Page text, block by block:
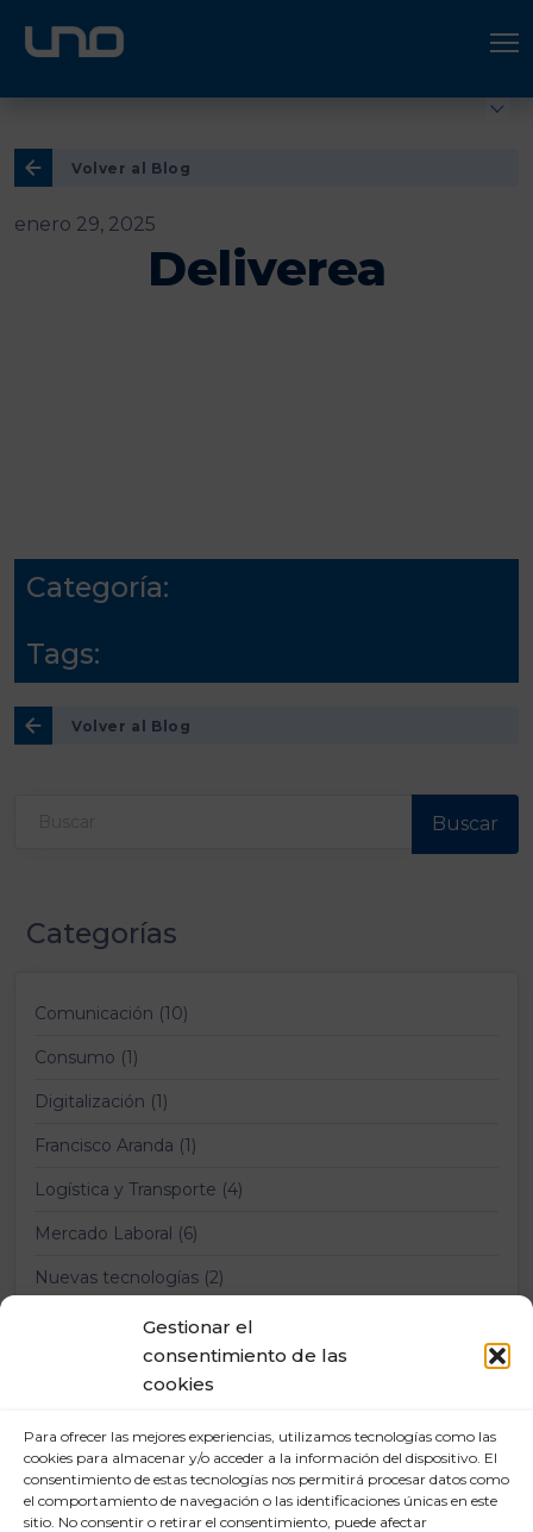
Gestionar el
consentimiento de las
cookies
Para ofrecer las mejores experiencias, utilizamos tecnologías como las
cookies para almacenar y/o acceder a la información del dispositivo. El
consentimiento de estas tecnologías nos permitirá procesar datos como
el comportamiento de navegación o las identificaciones únicas en este
sitio. No consentir o retirar el consentimiento, puede afectar
ÚNETE A UNO LOGÍSTICA
Volver al Blog
enero 29, 2025
Deliverea
Categoría:
Tags:
Volver al Blog
Buscar
Categorías
Comunicación (10)
Consumo (1)
Digitalización (1)
Francisco Aranda (1)
Logística y Transporte (4)
Mercado Laboral (6)
Nuevas tecnologías (2)
Prevención Riesgos Laborales (12)
Relaciones laborales (11)